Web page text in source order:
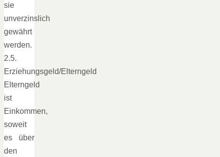
sie
unverzinslich
gewährt
werden.
2.5.
Erziehungsgeld/Elterngeld
Elterngeld
ist
Einkommen,
soweit
es über
den